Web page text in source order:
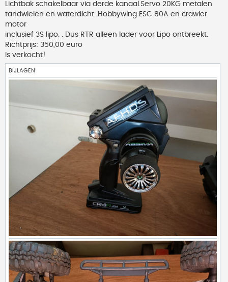
Lichtbak schakelbaar via derde kanaal.Servo 20KG metalen
tandwielen en waterdicht. Hobbywing ESC 80A en crawler
motor
inclusief 3S lipo. . Dus RTR alleen lader voor Lipo ontbreekt.
Richtprijs: 350,00 euro
Is verkocht!
BIJLAGEN